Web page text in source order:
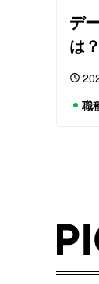
デ
は
職